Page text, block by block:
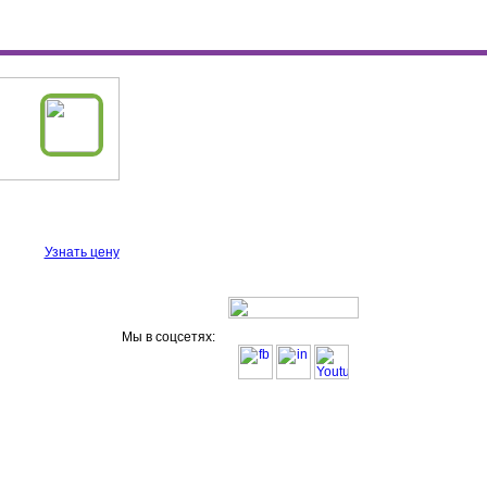
Узнать цену
Мы в соцсетях: